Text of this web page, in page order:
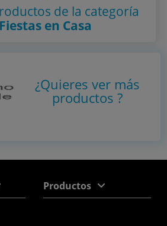
de la categoría
en Casa
¿Quieres ver más
productos?
Productos